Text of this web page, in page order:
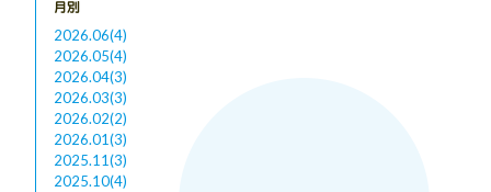
月別
2026.06(4)
2026.05(4)
2026.04(3)
2026.03(3)
2026.02(2)
2026.01(3)
2025.11(3)
2025.10(4)